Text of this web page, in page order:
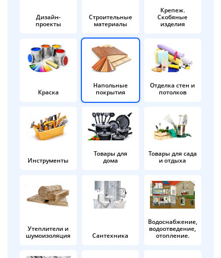
Дизайн-
проекты
Строительные
материалы
Крепеж.
Скобяные
изделия
Краска
Напольные
покрытия
Отделка стен и
потолков
Инструменты
Товары для
дома
Товары для сада
и отдыха
Утеплители и
шумоизоляция
Сантехника
Водоснабжение,
водоотведение,
отопление.
График платежей
Сегодня
%
в корзину
Оплачивайте сегодня только
25% картой любого банка
Получайте товар
выбранный способом
Оставшиеся
% будут